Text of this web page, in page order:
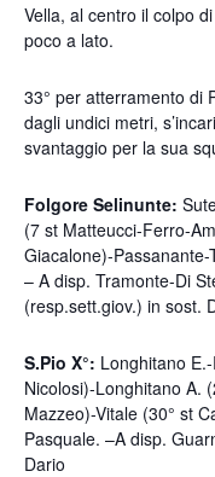
Vella, al centro il colpo
poco a lato.
33° per atterramento di
dagli undici metri,
svantaggio per la sua
Folgore Selinunte:
(7 st Matteucci-Ferro-
Giacalone)-
– A disp. Tramonte-Di
(resp.sett.giov.) in sost.
S.Pio X°: Longhitano
Nicolosi)-Longhitano A.
Mazzeo)-Vitale (30° st
Pasquale. –A disp.
Dario